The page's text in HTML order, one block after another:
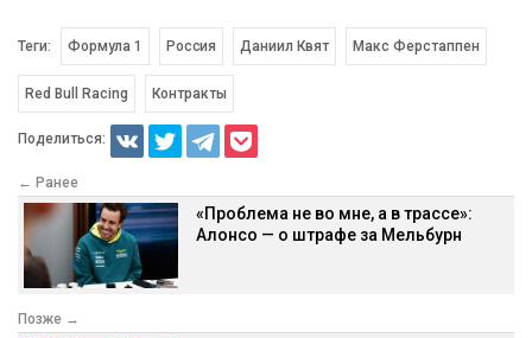
Теги: Формула 1 Россия Даниил Квят Макс Ферстаппен
Red Bull Racing Контракты
Поделиться:
← Ранее
«Проблема не во мне, а в трассе»:
Алонсо — о штрафе за Мельбурн
Позже →